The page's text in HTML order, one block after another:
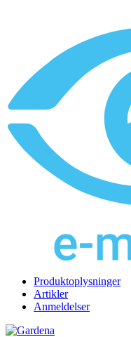
Produktoplysninger
Artikler
Anmeldelser